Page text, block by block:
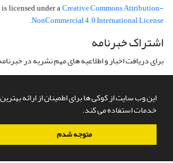
این وب سایت از کوکی ها برای اطمینان از ارائه بهترین
خدمات استفاده می کند.
متوجه شدم
licensed under a Creative Commons Attribution-
NonCommercial 4.0 International License
.
اشتراک خبرنامه
برای دریافت اخبار و اطلاعیه های مهم نشریه در
سامانه مدیریت نشریات علمی.طراحی و پیاده سازی از